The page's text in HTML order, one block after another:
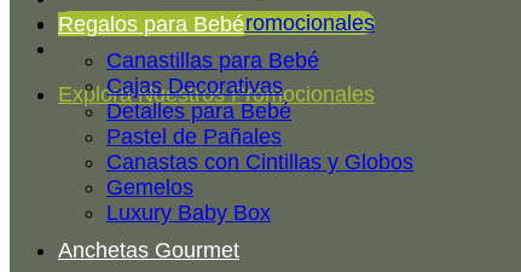
Explora Nuestros Promocionales
Explora Nuestros Promocionales
Regalos para Bebé
Canastillas para Bebé
Cajas Decorativas
Detalles para Bebé
Pastel de Pañales
Canastas con Cintillas y Globos
Gemelos
Luxury Baby Box
Anchetas Gourmet